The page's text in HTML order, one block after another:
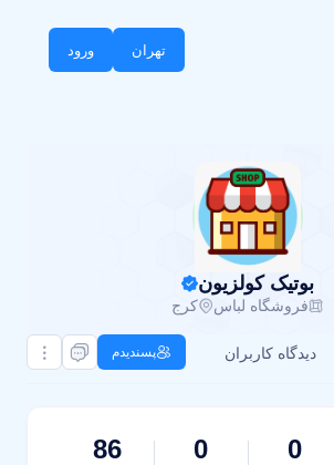
تهران ورود
بوتیک کولزیون
فروشگاه لباس کرج
دیدگاه کاربران پسندیدم
0
0
86